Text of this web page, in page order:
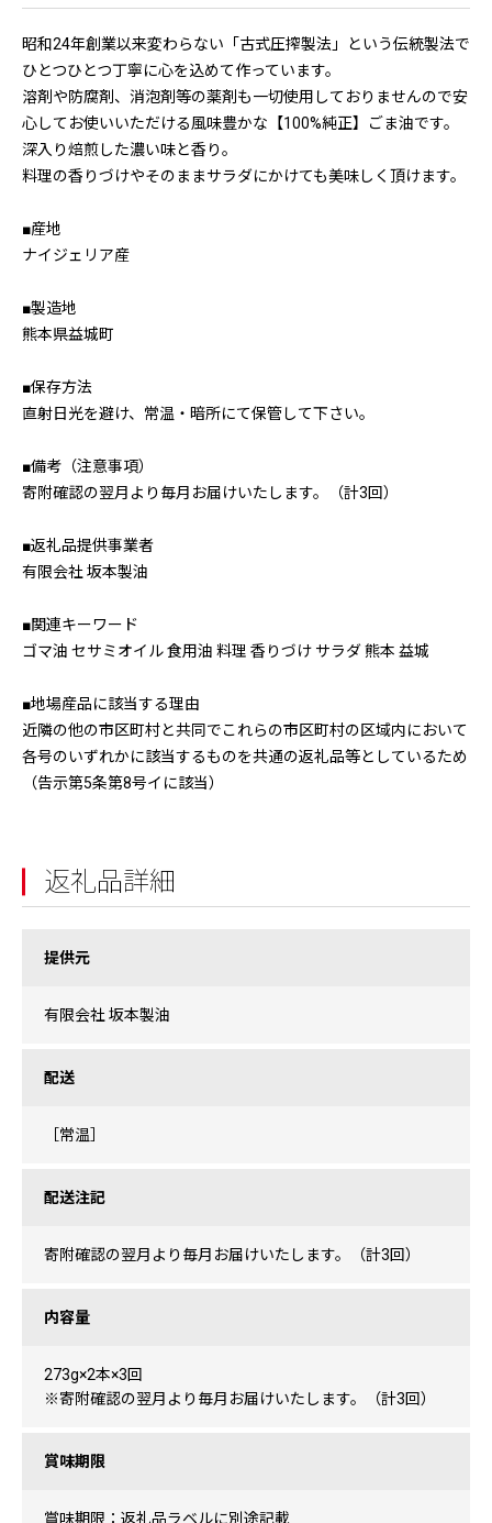
昭和24年創業以来変わらない「古式圧搾製法」という伝統製法で
ひとつひとつ丁寧に心を込めて作っています。
溶剤や防腐剤、消泡剤等の薬剤も一切使用しておりませんので安
心してお使いいただける風味豊かな【100%純正】ごま油です。
深入り焙煎した濃い味と香り。
料理の香りづけやそのままサラダにかけても美味しく頂けます。
■産地
ナイジェリア産
■製造地
熊本県益城町
■保存方法
直射日光を避け、常温・暗所にて保管して下さい。
■備考（注意事項）
寄附確認の翌月より毎月お届けいたします。（計3回）
■返礼品提供事業者
有限会社 坂本製油
■関連キーワード
ゴマ油 セサミオイル 食用油 料理 香りづけ サラダ 熊本 益城
■地場産品に該当する理由
近隣の他の市区町村と共同でこれらの市区町村の区域内において
各号のいずれかに該当するものを共通の返礼品等としているため
（告示第5条第8号イに該当）
返礼品詳細
提供元
有限会社 坂本製油
配送
［常温］
配送注記
寄附確認の翌月より毎月お届けいたします。（計3回）
内容量
273g×2本×3回
※寄附確認の翌月より毎月お届けいたします。（計3回）
賞味期限
賞味期限：返礼品ラベルに別途記載